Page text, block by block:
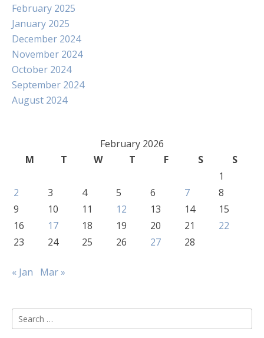
February 2025
January 2025
December 2024
November 2024
October 2024
September 2024
August 2024
February 2026
M
T W T F S
S
1
2
3 4 5 6 7
8
9
10 11 12 13 14
15
16
17 18 19 20 21
22
23
24 25 26 27 28
« Jan Mar »
Search
for: